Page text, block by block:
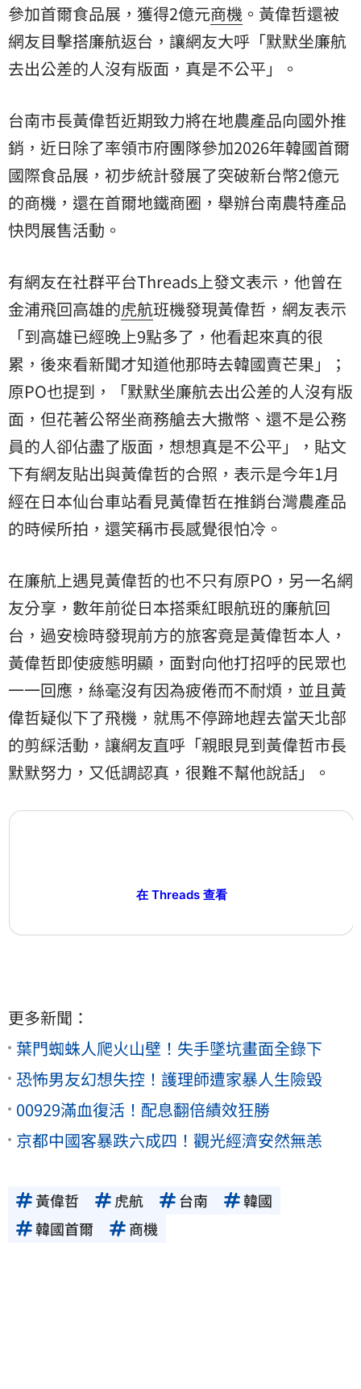
參加首爾食品展，獲得2億元商機 。黃偉哲還被
網友目擊搭廉航返台，讓網友大呼「默默坐廉航
去出公差的人沒有版面，真是不公平」。
台南市長黃偉哲近期致力將在地農產品向國外推
銷，近日除了率領市府團隊參加2026年韓國首爾
國際食品展，初步統計發展了突破新台幣2億元
的商機，還在首爾地鐵商圈，舉辦台南農特產品
快閃展售活動。
有網友在社群平台Threads上發文表示，他曾在
金浦飛回高雄的虎航班機發現黃偉哲，網友表示
「到高雄已經晚上9點多了，他看起來真的很
累，後來看新聞才知道他那時去韓國賣芒果」；
原PO也提到，「默默坐廉航去出公差的人沒有版
面，但花著公帑坐商務艙去大撒幣、還不是公務
員的人卻佔盡了版面，想想真是不公平」，貼文
下有網友貼出與黃偉哲的合照，表示是今年1月
經在日本仙台車站看見黃偉哲在推銷台灣農產品
的時候所拍，還笑稱市長感覺很怕冷。
在廉航上遇見黃偉哲的也不只有原PO，另一名網
友分享，數年前從日本搭乘紅眼航班的廉航回
台，過安檢時發現前方的旅客竟是黃偉哲本人，
黃偉哲即使疲態明顯，面對向他打招呼的民眾也
一一回應，絲毫沒有因為疲倦而不耐煩，並且黃
偉哲疑似下了飛機，就馬不停蹄地趕去當天北部
的剪綵活動，讓網友直呼「親眼見到黃偉哲市長
默默努力，又低調認真，很難不幫他說話」。
在 Threads 查看
更多新聞：
葉門蜘蛛人爬火山壁！失手墜坑畫面全錄下
恐怖男友幻想失控！護理師遭家暴人生險毀
00929滿血復活！配息翻倍績效狂勝
京都中國客暴跌六成四！觀光經濟安然無恙
黃偉哲 虎航 台南
韓國
韓國首爾
商機